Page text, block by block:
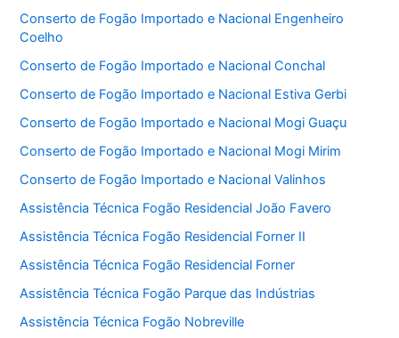
Conserto de Fogão Importado e Nacional Engenheiro
Coelho
Conserto de Fogão Importado e Nacional Conchal
Conserto de Fogão Importado e Nacional Estiva Gerbi
Conserto de Fogão Importado e Nacional Mogi Guaçu
Conserto de Fogão Importado e Nacional Mogi Mirim
Conserto de Fogão Importado e Nacional Valinhos
Assistência Técnica Fogão Residencial João Favero
Assistência Técnica Fogão Residencial Forner II
Assistência Técnica Fogão Residencial Forner
Assistência Técnica Fogão Parque das Indústrias
Assistência Técnica Fogão Nobreville